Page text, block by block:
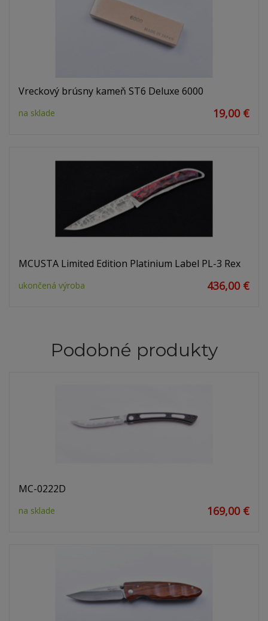
Vreckový brúsny kameň ST6 Deluxe 6000
na sklade 19,00 €
MCUSTA Limited Edition Platinium Label PL-3 Rex
ukončená výroba 436,00 €
Podobné produkty
MC-0222D
na sklade 169,00 €